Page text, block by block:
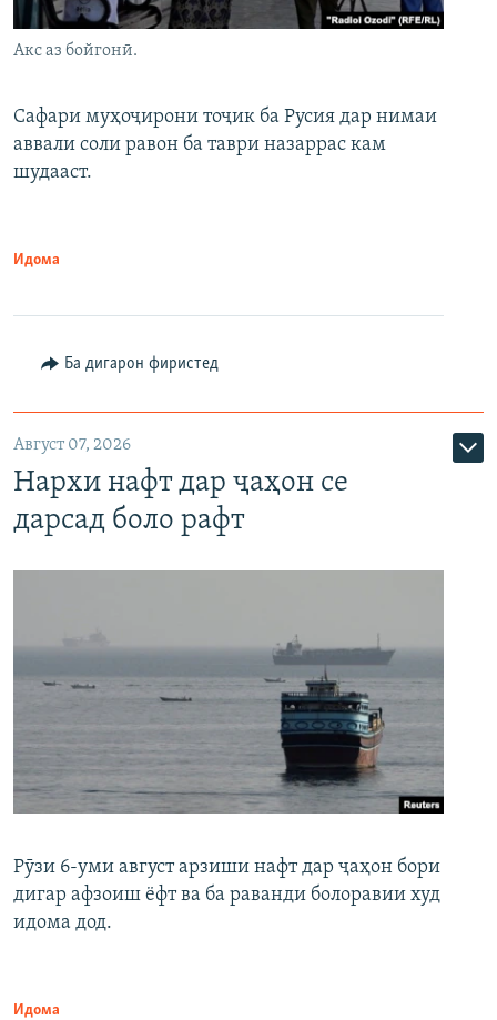
Акс аз бойгонӣ.
Сафари муҳоҷирони тоҷик ба Русия дар нимаи
аввали соли равон ба таври назаррас кам
шудааст.
Идома
Ба дигарон фиристед
Август 07, 2026
Нархи нафт дар ҷаҳон се
дарсад боло рафт
Рӯзи 6-уми август арзиши нафт дар ҷаҳон бори
дигар афзоиш ёфт ва ба раванди болоравии худ
идома дод.
Идома